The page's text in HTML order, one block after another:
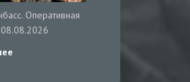
Оперативная
08.08.2026